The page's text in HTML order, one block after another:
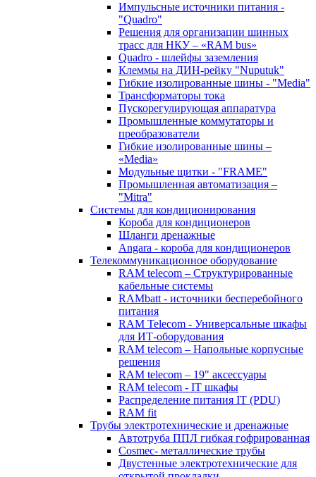
Импульсные источники питания -
"Quadro"
Решения для организации шинных
трасс для НКУ – «RAM bus»
Quadro - шлейфы заземления
Клеммы на ДИН-рейку "Nuputuk"
Гибкие изолированные шины - "Media"
Трансформаторы тока
Пускорегулирующая аппаратура
Промышленные коммутаторы и
преобразователи
Гибкие изолированные шины –
«Media»
Модульные щитки - "FRAME"
Промышленная автоматизация –
"Mitra"
Системы для кондиционирования
Короба для кондиционеров
Шланги дренажные
Angara - короба для кондиционеров
Телекоммуникационное оборудование
RAM telecom – Структурированные
кабельные системы
RAMbatt - источники бесперебойного
питания
RAM Telecom - Универсальные шкафы
для ИТ-оборудования
RAM telecom – Напольные корпусные
решения
RAM telecom – 19" аксессуары
RAM telecom - IT шкафы
Распределение питания IT (PDU)
RAM fit
Трубы электротехнические и дренажные
Автотруба ППЛ гибкая гофрированная
Cosmec- металлические трубы
Двустенные электротехнические для